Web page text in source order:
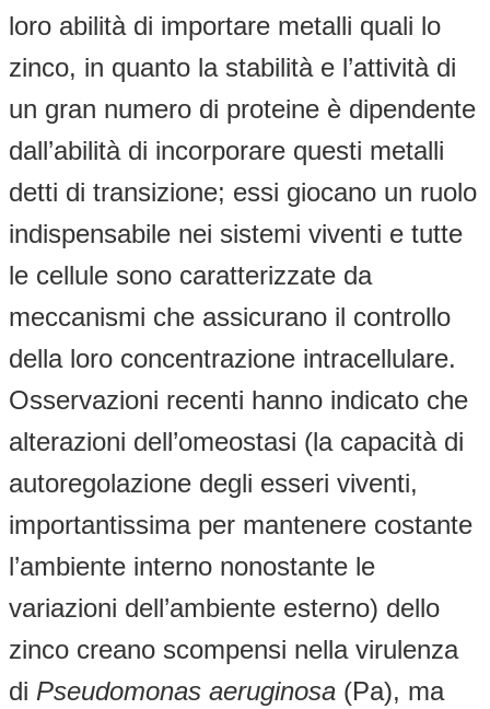
loro abilità di importare metalli quali lo
zinco, in quanto la stabilità e l’attività di
un gran numero di proteine è dipendente
dall’abilità di incorporare questi metalli
detti di transizione; essi giocano un ruolo
indispensabile nei sistemi viventi e tutte
le cellule sono caratterizzate da
meccanismi che assicurano il controllo
della loro concentrazione intracellulare.
Osservazioni recenti hanno indicato che
alterazioni dell’omeostasi (la capacità di
autoregolazione degli esseri viventi,
importantissima per mantenere costante
l’ambiente interno nonostante le
variazioni dell’ambiente esterno) dello
zinco creano scompensi nella virulenza
di Pseudomonas aeruginosa (Pa), ma